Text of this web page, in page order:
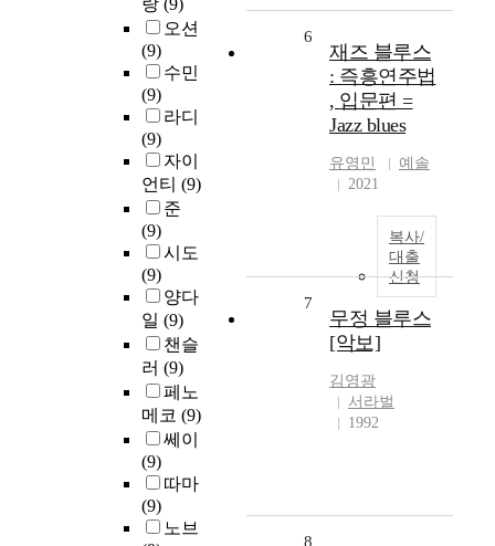
랑 (9)
오션
(9)
수민
(9)
라디
(9)
자이
언티 (9)
준
(9)
시도
(9)
양다
일 (9)
챈슬
러 (9)
페노
메코 (9)
쎄이
(9)
따마
(9)
노브
6
재즈 블루스
: 즉흥연주법
, 입문편 =
Jazz blues
유영민
예솔
2021
복사/
대출
신청
7
무정 블루스
[악보]
김영광
서라벌
1992
8